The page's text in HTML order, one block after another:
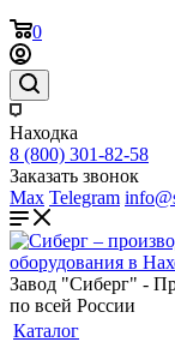
0
Находка
8 (800) 301-82-58
Заказать звонок
Max Telegram
Завод "Сиберг" -
по всей России
Каталог